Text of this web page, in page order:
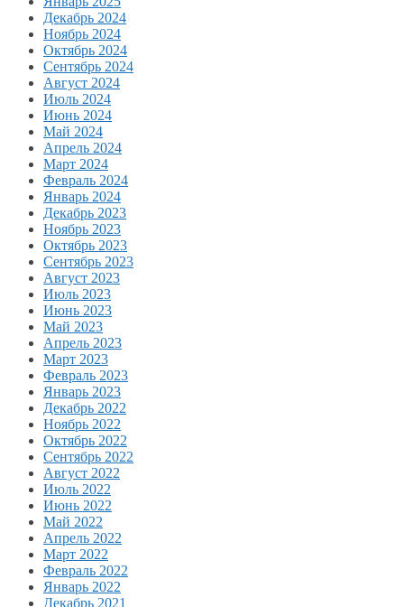
Декабрь 2024
Ноябрь 2024
Октябрь 2024
Сентябрь 2024
Август 2024
Июль 2024
Июнь 2024
Май 2024
Апрель 2024
Март 2024
Февраль 2024
Январь 2024
Декабрь 2023
Ноябрь 2023
Октябрь 2023
Сентябрь 2023
Август 2023
Июль 2023
Июнь 2023
Май 2023
Апрель 2023
Март 2023
Февраль 2023
Январь 2023
Декабрь 2022
Ноябрь 2022
Октябрь 2022
Сентябрь 2022
Август 2022
Июль 2022
Июнь 2022
Май 2022
Апрель 2022
Март 2022
Февраль 2022
Январь 2022
Декабрь 2021